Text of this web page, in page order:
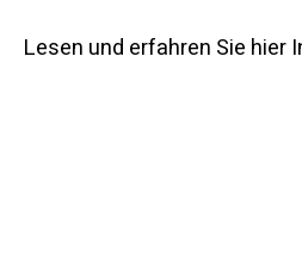
Lesen und erfahren Sie hier